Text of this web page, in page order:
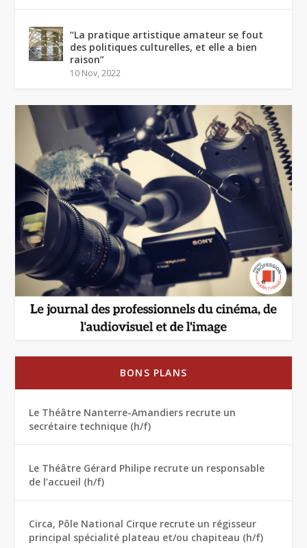
“La pratique artistique amateur se fout
des politiques culturelles, et elle a bien
raison”
10 Nov, 2022
BONS PLANS
Le Théâtre Nanterre-Amandiers recrute un
secrétaire technique (h/f)
Le Théâtre Gérard Philipe recrute un responsable
de l’accueil (h/f)
Circa, Pôle National Cirque recrute un régisseur
principal spécialité plateau et/ou chapiteau (h/f)